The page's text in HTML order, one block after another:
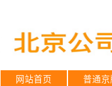
网站首页 普通京